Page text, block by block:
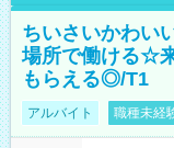
ちいさいかわい
場所で働ける☆
もらえる◎/T1
アルバイト 職種未経